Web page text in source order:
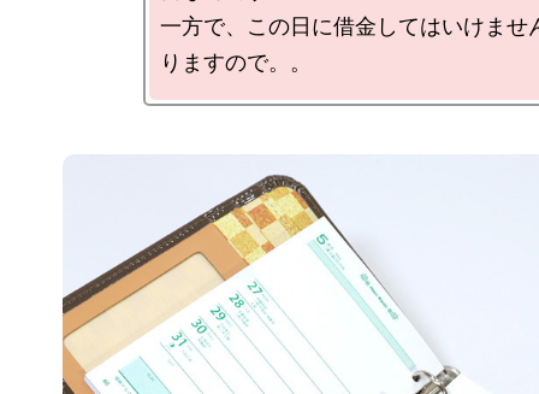
一方で、この日に借金してはいけませ